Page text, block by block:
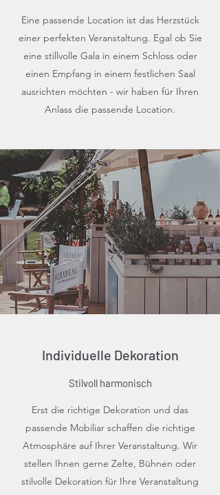
Eine passende Location ist das Herzstück
einer perfekten Veranstaltung. Egal ob Sie
eine stillvolle Gala in einem Schloss oder
einen Empfang in einem festlichen Saal
ausrichten möchten - wir haben für Ihren
Anlass die passende Location.
Individuelle Dekoration
Stilvoll harmonisch
Erst die richtige Dekoration und das
passende Mobiliar schaffen die richtige
Atmosphäre auf Ihrer Veranstaltung. Wir
stellen Ihnen gerne Zelte, Bühnen oder
stilvolle Dekoration für Ihre Veranstaltung